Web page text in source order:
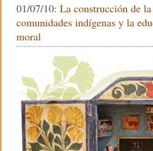
b
o
ar
01/07/10:La construcción de
comunidades indígenas y la
moral